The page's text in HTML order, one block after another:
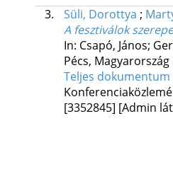
3.
Süli, Dorottya ;
A fesztiválok
In: Csapó, János;
Pécs, Magyarország
Teljes dokumentum
[3352845] [Admin